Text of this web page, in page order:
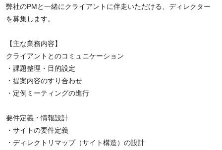
弊社のPMと一緒にクライアントに伴走いただける、ディレクター
を募集します。
【主な業務内容】
クライアントとのコミュニケーション
・課題整理・目的設定
・提案内容のすり合わせ
・定例ミーティングの進行
要件定義・情報設計
・サイトの要件定義
・ディレクトリマップ（サイト構造）の設計